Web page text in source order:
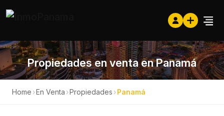
Propiedades en venta en Panamá
Home ›En Venta ›Propiedades ›Panamá